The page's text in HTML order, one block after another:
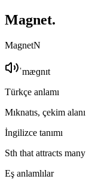
Magnet.
MagnetN
ˈmæɡnɪt
Türkçe anlamı
Mıknatıs, çekim alanı
İngilizce tanımı
Sth that attracts
Eş anlamlılar